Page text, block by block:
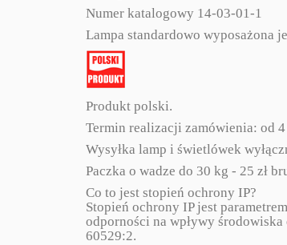
Numer katalogowy 14-03-01-1
Lampa standardowo wyposażona
Produkt polski.
Termin realizacji zamówienia: od
Wysyłka lamp i świetlówek
Paczka o wadze do 30 kg - 25 zł
Co to jest stopień ochrony IP?
Stopień ochrony IP jest
odporności na wpływy
60529:2.